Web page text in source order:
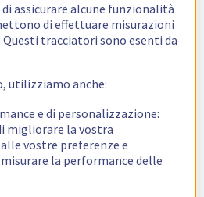
assicurare alcune funzionalità
di effettuare misurazioni
tracciatori sono esenti da
utilizziamo anche:
e di personalizzazione:
migliorare la vostra
vostre preferenze e
la performance delle